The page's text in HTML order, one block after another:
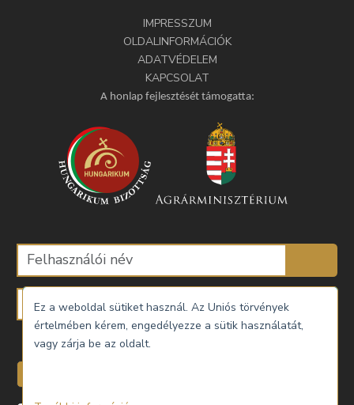
IMPRESSZUM
OLDALINFORMÁCIÓK
ADATVÉDELEM
KAPCSOLAT
A honlap fejlesztését támogatta:
Emlékezzen rám
Ez a weboldal sütiket használ. Az Uniós törvények
értelmében kérem, engedélyezze a sütik használatát,
vagy zárja be az oldalt.